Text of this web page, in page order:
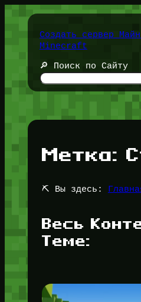
содержимомуСоздать сервер
Minecraft
🔎 Поиск по Сайту
Метка:
⛏️ Вы здесь:
Весь
Теме: